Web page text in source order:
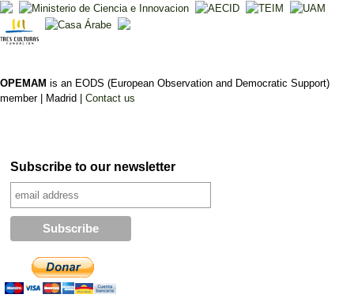
OPEMAM is an EODS (European Observation and Democratic Support)
member |
Madrid | Contact us
Subscribe to our newsletter